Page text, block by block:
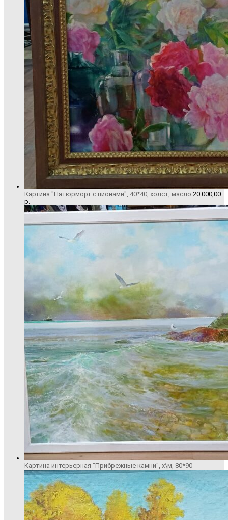
Картина "Натюрморт с пионами", 40*40, холст, масло 20 000,00
р.
Картина интерьерная "Прибрежные камни", х\м, 80*90